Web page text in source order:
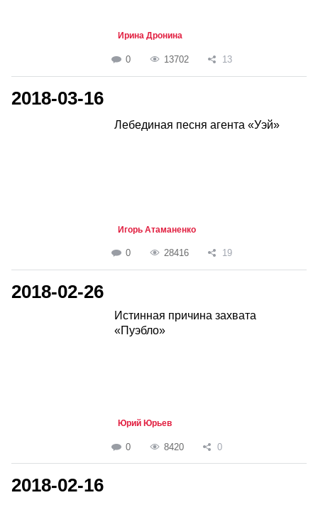
Ирина Дронина
0 13702 13
2018-03-16
Лебединая песня агента «Уэй»
Игорь Атаманенко
0 28416 19
2018-02-26
Истинная причина захвата
«Пуэбло»
Юрий Юрьев
0 8420 0
2018-02-16